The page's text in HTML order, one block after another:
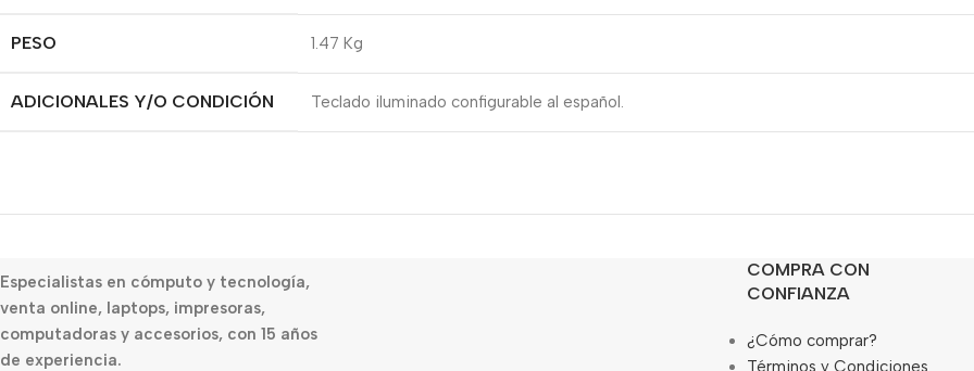
PESO 1.47 Kg
ADICIONALES Y/O CONDICIÓN Teclado iluminado configurable al español.
Especialistas en cómputo y tecnología,
venta online, laptops, impresoras,
computadoras y accesorios, con 15 años
de experiencia.
COMPRA CON
CONFIANZA
¿Cómo comprar?
Términos y Condiciones